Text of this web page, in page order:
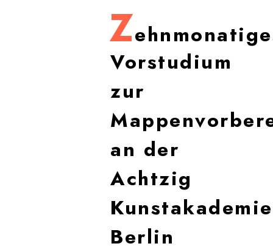
Z
Vorstudium
zur
an der
Achtzig
Kunstakademie
Berlin